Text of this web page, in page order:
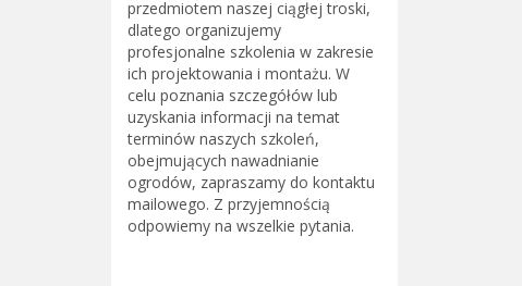
przedmiotem naszej ciągłej troski,
dlatego organizujemy
profesjonalne szkolenia w zakresie
ich projektowania i montażu. W
celu poznania szczegółów lub
uzyskania informacji na temat
terminów naszych szkoleń,
obejmujących nawadnianie
ogrodów, zapraszamy do kontaktu
mailowego. Z przyjemnością
odpowiemy na wszelkie pytania.